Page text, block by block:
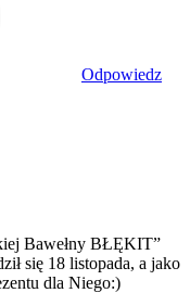
Odpowiedz
Bawełny BŁĘKIT”
się 18 listopada, a jako
dla Niego:)